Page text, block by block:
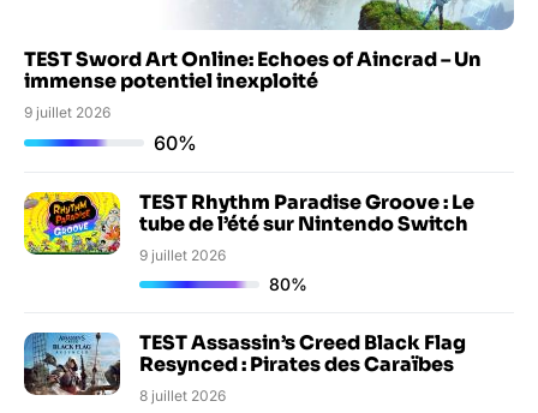
TEST Sword Art Online: Echoes of Aincrad – Un
immense potentiel inexploité
9 juillet 2026
60%
TEST Rhythm Paradise Groove : Le
tube de l’été sur Nintendo Switch
9 juillet 2026
80%
TEST Assassin’s Creed Black Flag
Resynced : Pirates des Caraïbes
8 juillet 2026